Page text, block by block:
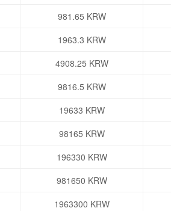
981.65 KRW
1963.3 KRW
4908.25 KRW
9816.5 KRW
19633 KRW
98165 KRW
196330 KRW
981650 KRW
1963300 KRW